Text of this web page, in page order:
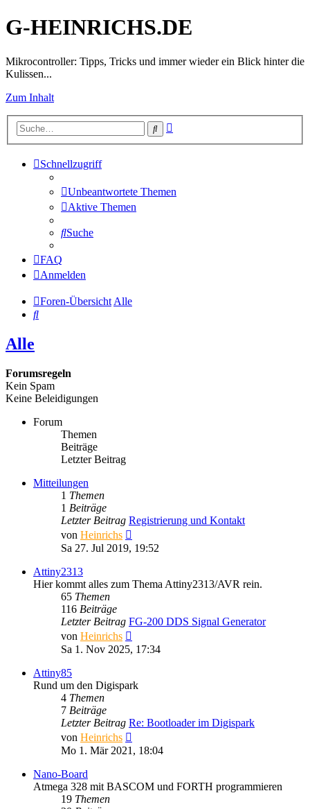
G-HEINRICHS.DE
Mikrocontroller: Tipps, Tricks und immer wieder ein Blick hinter die
Kulissen...
Zum Inhalt
Suche
Schnellzugriff
Unbeantwortete Themen
Aktive Themen
Suche
FAQ
Anmelden
Foren-ÜbersichtAlle
Suche
Alle
Forumsregeln
Kein Spam
Keine Beleidigungen
Forum
Themen
Beiträge
Letzter Beitrag
Mitteilungen
1 Themen
1 Beiträge
Letzter Beitrag Registrierung und Kontakt
von Heinrichs
Beitrag
Sa 27. Jul 2019, 19:52
Attiny2313
Hier kommt alles zum Thema Attiny2313/AVR rein.
65 Themen
116 Beiträge
Letzter Beitrag FG-200 DDS Signal Generator
von Heinrichs
Beitrag
Sa 1. Nov 2025, 17:34
Attiny85
Rund um den Digispark
4 Themen
7 Beiträge
Letzter Beitrag Re: Bootloader im Digispark
von Heinrichs
Beitrag
Mo 1. Mär 2021, 18:04
Nano-Board
Atmega 328 mit BASCOM und FORTH programmieren
19 Themen